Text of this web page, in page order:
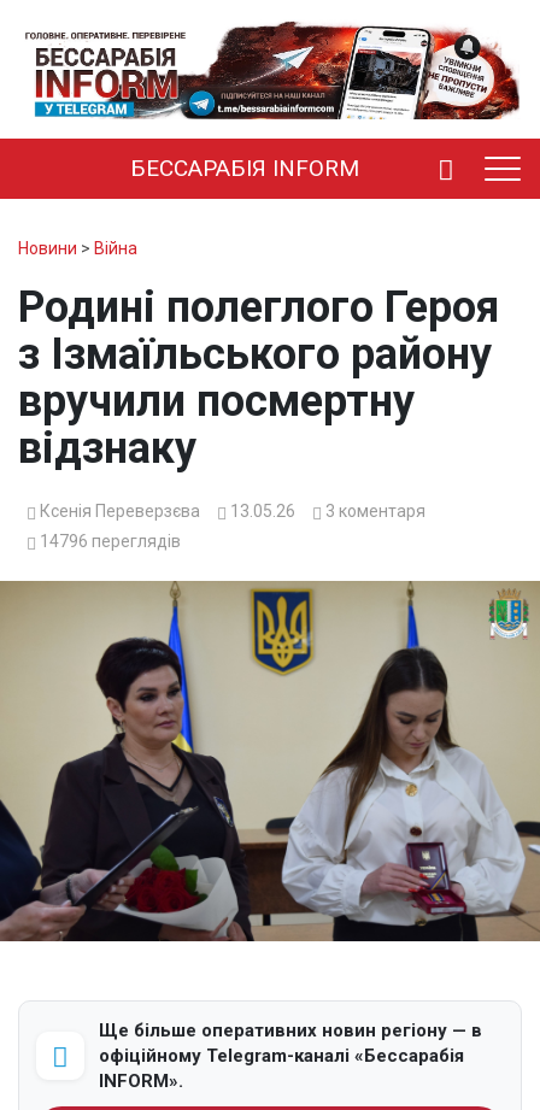
БЕССАРАБІЯ INFORM
Новини > Війна
Родині полеглого Героя
з Ізмаїльського району
вручили посмертну
відзнаку
Ксенія Переверзєва 13.05.26 3 коментаря
14796 переглядів
Ще більше оперативних новин регіону — в
офіційному Telegram-каналі «Бессарабія
INFORM».